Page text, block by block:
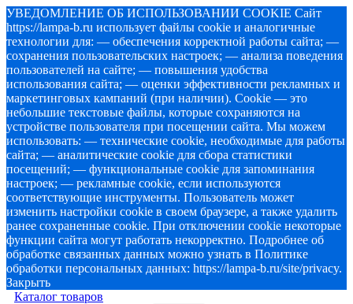
УВЕДОМЛЕНИЕ ОБ ИСПОЛЬЗОВАНИИ COOKIE Сайт
https://lampa-b.ru использует файлы cookie и аналогичные
технологии для: — обеспечения корректной работы сайта; —
сохранения пользовательских настроек; — анализа поведения
пользователей на сайте; — повышения удобства
использования сайта; — оценки эффективности рекламных и
маркетинговых кампаний (при наличии). Cookie — это
небольшие текстовые файлы, которые сохраняются на
устройстве пользователя при посещении сайта. Мы можем
использовать: — технические cookie, необходимые для работы
сайта; — аналитические cookie для сбора статистики
посещений; — функциональные cookie для запоминания
настроек; — рекламные cookie, если используются
соответствующие инструменты. Пользователь может
изменить настройки cookie в своем браузере, а также удалить
ранее сохраненные cookie. При отключении cookie некоторые
функции сайта могут работать некорректно. Подробнее об
обработке связанных данных можно узнать в Политике
обработки персональных данных: https://lampa-b.ru/site/privacy.
Закрыть
Каталог товаров